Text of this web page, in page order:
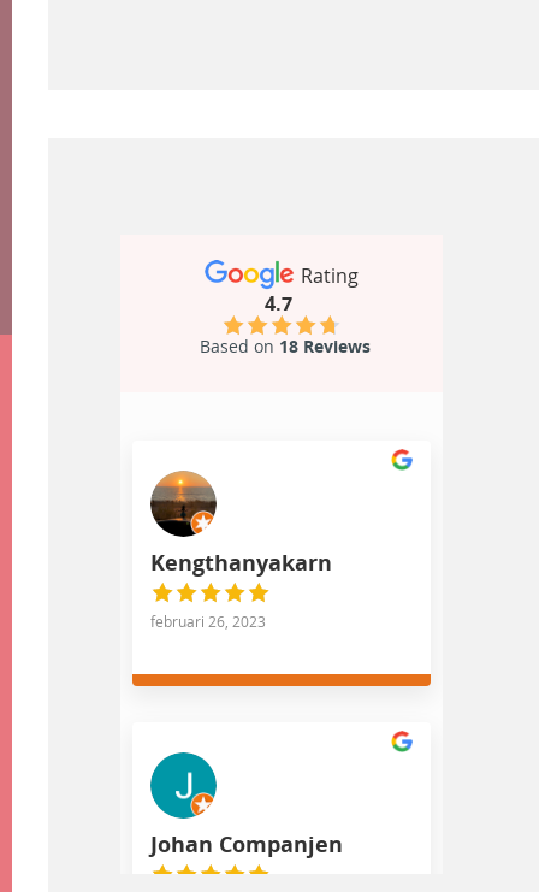
Rating
4.7
Based on 18 Reviews
Kengthanyakarn
februari 26, 2023
Johan Companjen